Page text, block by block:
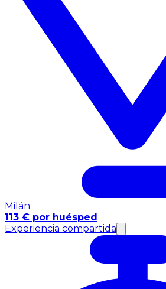
Milán
113 € por huésped
Experiencia compartida